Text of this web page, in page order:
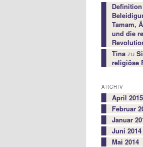
Tamam,
und die
Tinazu
religiöse
ARCHIV
April 2015
Februar
Januar
Juni 2014
Mai 2014